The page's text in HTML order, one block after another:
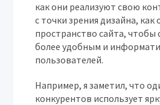
как они реализуют свою
с точки зрения дизайна, как
пространство сайта, чтобы
более удобным и
пользователей.
Например, я заметил, что
конкурентов использует